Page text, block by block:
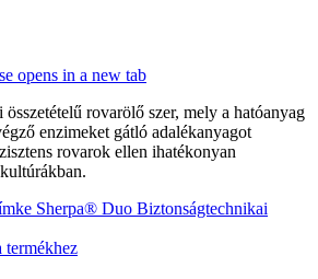
opens in a new tab
rovarölő szer, mely a hatóanyag
enzimeket gátló adalékanyagot
rovarok ellen ihatékonyan
Sherpa® Duo Biztonságtechnikai
termékhez